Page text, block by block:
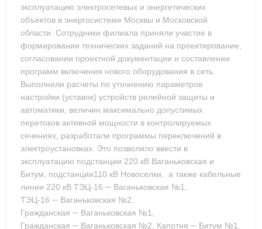
эксплуатацию электросетевых и энергетических
объектов в энергосистеме Москвы и Московской
области. Сотрудники филиала приняли участие в
формировании технических заданий на проектирование,
согласовании проектной документации и составлении
программ включения нового оборудования в сеть.
Выполнили расчеты по уточнению параметров
настройки (уставок) устройств релейной защиты и
автоматики, величин максимально допустимых
перетоков активной мощности в контролируемых
сечениях, разработали программы переключений в
электроустановках. Это позволило ввести в
эксплуатацию подстанции 220 кВ Ваганьковская и
Битум, подстанции110 кВ Новоселки, а также кабельные
линии 220 кВ ТЭЦ-16 ─ Ваганьковская №1,
ТЭЦ-16 ─ Ваганьковская №2,
Гражданская ─ Ваганьковская №1,
Гражданская ─ Ваганьковская №2, Капотня ─ Битум №1,